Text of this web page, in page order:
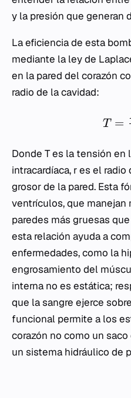
y la presión que generan
La eficiencia de esta
mediante la ley de
en la pared del corazón
radio de la cavidad:
T =
Donde Tes la tensión en
intracardíaca, res el radio
grosor de la pared. Esta
ventrículos, que manejan
paredes más gruesas
esta relación ayuda a
enfermedades, como la
engrosamiento del
interna no es estática;
que la sangre ejerce
funcional permite a los
corazón no como un
un sistema hidráulico de